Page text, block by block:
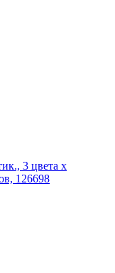
3 цвета х
126698